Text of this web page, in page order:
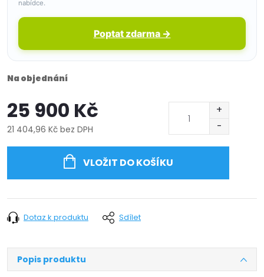
nabídce.
Poptat zdarma →
Na objednání
25 900 Kč
21 404,96 Kč bez DPH
VLOŽIT DO KOŠÍKU
Dotaz k produktu Sdílet
Popis produktu